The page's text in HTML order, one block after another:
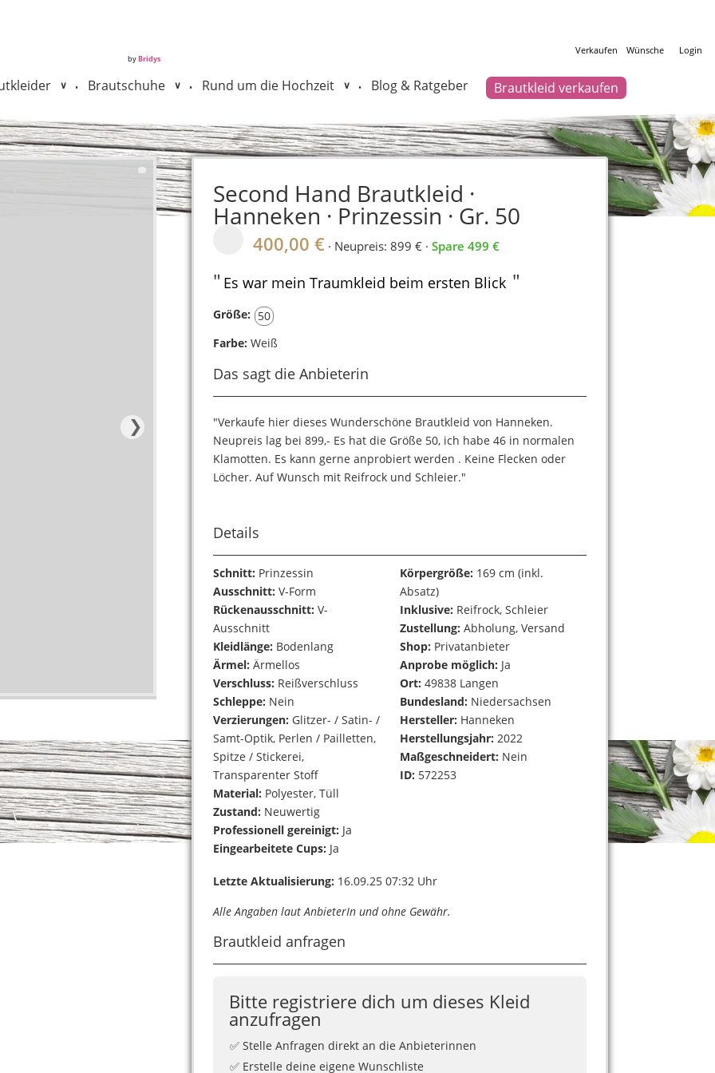
byBridys
Login
Wünsche
Verkaufen
• Brautschuhe • Rund um die Hochzeit • Blog & Ratgeber Brautkleid verkaufen
❯
Second Hand Brautkleid ·
Hanneken · Prinzessin · Gr. 50
400,00 € · Neupreis: 899 € ·Spare 499 €
" Es war mein Traumkleid beim ersten Blick "
Größe: 50
Farbe: Weiß
Das sagt die Anbieterin
"Verkaufe hier dieses Wunderschöne Brautkleid von Hanneken.
Neupreis lag bei 899,- Es hat die Größe 50, ich habe 46 in normalen
Klamotten. Es kann gerne anprobiert werden . Keine Flecken oder
Löcher. Auf Wunsch mit Reifrock und Schleier."
Details
Schnitt: Prinzessin
Ausschnitt:V-Form
Rückenausschnitt:V-
Ausschnitt
Kleidlänge: Bodenlang
Ärmel: Ärmellos
Verschluss: Reißverschluss
Schleppe: Nein
Verzierungen: Glitzer- / Satin- /
Samt-Optik, Perlen / Pailletten,
Spitze / Stickerei,
Transparenter Stoff
Material: Polyester, Tüll
Zustand: Neuwertig
Professionell gereinigt: Ja
Eingearbeitete Cups: Ja
Körpergröße: 169 cm (inkl.
Absatz)
Inklusive: Reifrock, Schleier
Zustellung: Abholung, Versand
Shop: Privatanbieter
Anprobe möglich: Ja
Ort: 49838 Langen
Bundesland: Niedersachsen
Hersteller: Hanneken
Herstellungsjahr: 2022
Maßgeschneidert: Nein
ID: 572253
Letzte Aktualisierung: 16.09.25 07:32 Uhr
Alle Angaben laut AnbieterIn und ohne Gewähr.
Brautkleid anfragen
Bitte registriere dich um dieses Kleid
anzufragen
✅ Stelle Anfragen direkt an die Anbieterinnen
✅ Erstelle deine eigene Wunschliste